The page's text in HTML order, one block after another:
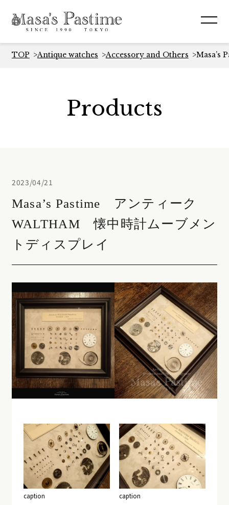
TOP Antique watches Accessory and Others Masa’s
Products
2023/04/21
Masa’s Pastime アンティーク
WALTHAM 懐中時計ムーブメン
トディスプレイ
caption caption